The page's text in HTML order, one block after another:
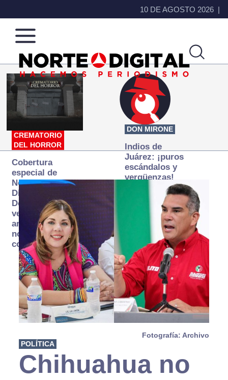
10 DE AGOSTO 2026
Norte
de
Ciudad
Más
que
noticias,
hacemos periodismo
CREMATORIO
DEL HORROR
Cobertura
especial de
Norte
Digital:
Donde la
verdad
arde… pero
no se
consume
DON MIRONE
Indios de
Juárez: ¡puros
escándalos y
vergüenzas!
Fotografía: Archivo
POLÍTICA
Chihuahua no